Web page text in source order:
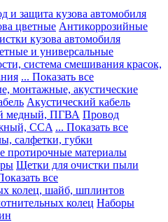
и защита кузова автомобиля
цветные Антикоррозийные
кузова автомобиля
и универсальные
система смешивания красок,
... Показать все
монтажные, акустические
Акустический кабель
медный, ПГВА Провод
CCA ... Показать все
салфетки, губки
протирочные материалы
Щетки для очистки пыли
все
колец, шайб, шплинтов
колец Наборы